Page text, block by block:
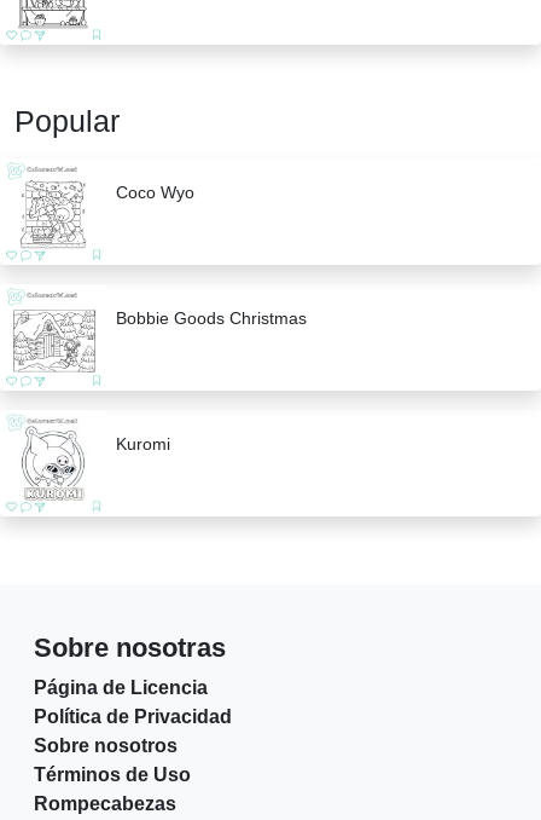
Popular
Coco Wyo
Bobbie Goods Christmas
Kuromi
Sobre nosotras
Página de Licencia
Política de Privacidad
Sobre nosotros
Términos de Uso
Rompecabezas